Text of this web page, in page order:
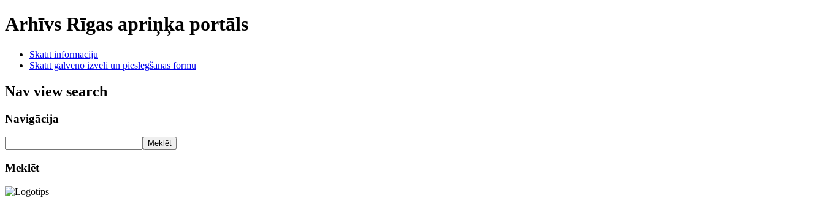
Arhīvs Rīgas apriņķa portāls
Skatīt informāciju
Skatīt galveno izvēli un pieslēgšanās formu
Nav view search
Navigācija
Meklēt
Meklēt